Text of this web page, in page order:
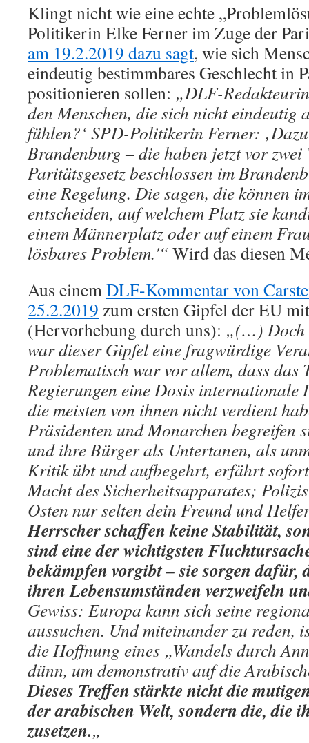
Klingt nicht wie eine echte
Politikerin Elke Ferner im Zuge der
am 19.2.2019 dazu sagt, wie sich
eindeutig bestimmbares Geschlecht in
positionieren sollen: „DLF-
den Menschen, die sich nicht eindeutig
fühlen?‘ SPD-Politikerin Ferner:
Brandenburg – die haben jetzt vor zwei
Paritätsgesetz beschlossen im
eine Regelung. Die sagen, die können
entscheiden, auf welchem Platz sie
einem Männerplatz oder auf einem
lösbares Problem.'“ Wird das diesen
Aus einemDLF-Kommentar von
25.2.2019 zum ersten Gipfel der EU
(Hervorhebung durch uns): „(…) Doch
war dieser Gipfel eine fragwürdige
Problematisch war vor allem, dass das
Regierungen eine Dosis internationale
die meisten von ihnen nicht verdient
Präsidenten und Monarchen begreifen
und ihre Bürger als Untertanen, als
Kritik übt und aufbegehrt, erfährt
Macht des Sicherheitsapparates;
Osten nur selten dein Freund und
Herrscher schaffen keine Stabilität,
sind eine der wichtigsten
bekämpfen vorgibt – sie sorgen dafür,
ihren Lebensumständen verzweifeln
Gewiss: Europa kann sich seine
aussuchen. Und miteinander zu reden,
die Hoffnung eines „Wandels durch
dünn, um demonstrativ auf die
Dieses Treffen stärkte nicht die
der arabischen Welt, sondern die, die
zusetzen.„